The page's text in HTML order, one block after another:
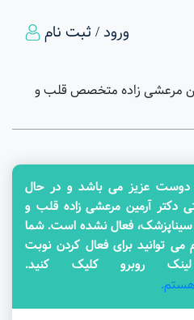
ورود / ثبت نام
مرعشی زاده متخصص قلب و
عزیز می باشد و در حال
دکتر آرمین مرعشی زاده قلب و
سیناپزشک، فعال نشده است. شما
می توانید برای فعال کردن نوبت
روبرو کلیک کنید.